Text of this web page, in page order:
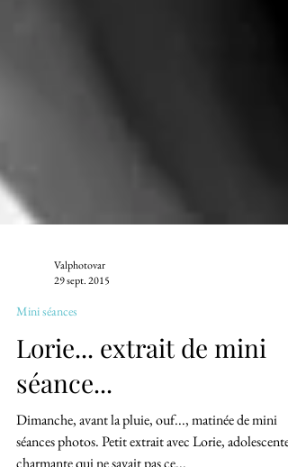
29 sept. 2015
Mini séances
Lorie... extrait de mini
séance...
Dimanche, avant la pluie, ouf..., matinée de mini